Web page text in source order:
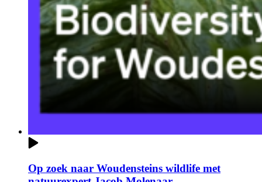
Op zoek naar Woudensteins wildlife met